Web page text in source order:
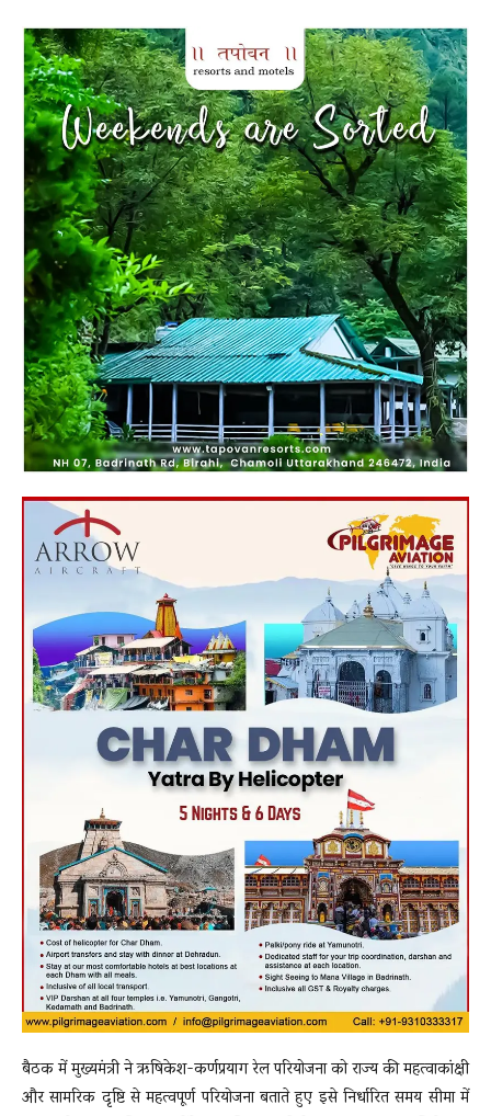
बैठक में मुख्यमंत्री ने ऋषिकेश-कर्णप्रयाग रेल परियोजना को राज्य की महत्वाकांक्षी
और सामरिक दृष्टि से महत्वपूर्ण परियोजना बताते हुए इसे निर्धारित समय सीमा में